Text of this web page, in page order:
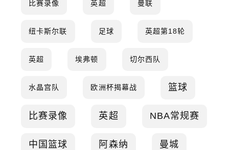
比赛录像 英超 曼联
纽卡斯尔联 足球 英超第18轮
英超 埃弗顿 切尔西队
水晶宫队 欧洲杯揭幕战 篮球
比赛录像 英超 NBA常规赛
中国篮球 阿森纳 曼城